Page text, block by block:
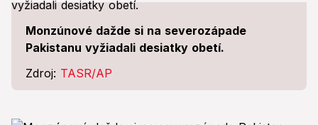
Monzúnové dažde si na severozápade
Pakistanu vyžiadali desiatky obetí.
Zdroj: TASR/AP